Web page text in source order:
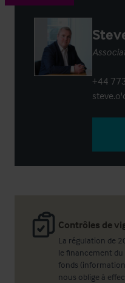
Contrôles de
La régulation de
le financement
fonds
nous oblige à
+44